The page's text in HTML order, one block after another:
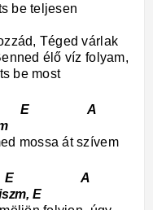
be teljesen
Téged várlak
élő víz folyam,
be most
E A
mossa át szívem
E A
E